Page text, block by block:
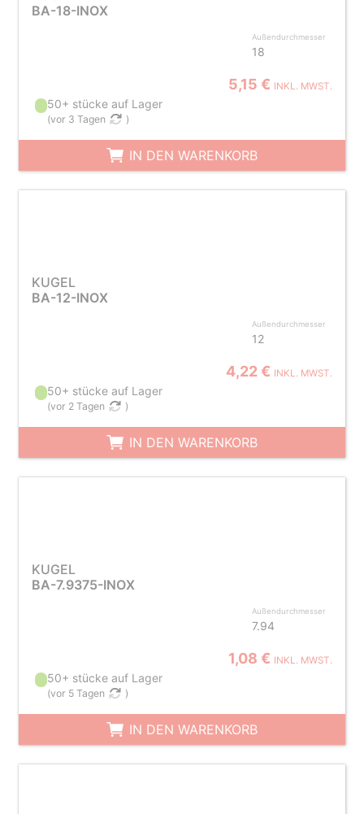
BA-18-INOX
Außendurchmesser
18
5,15 € INKL. MWST.
50+ stücke auf Lager
(vor 3 Tagen )
IN DEN WARENKORB
KUGEL
BA-12-INOX
Außendurchmesser
12
4,22 € INKL. MWST.
50+ stücke auf Lager
(vor 2 Tagen )
IN DEN WARENKORB
KUGEL
BA-7.9375-INOX
Außendurchmesser
7.94
1,08 € INKL. MWST.
50+ stücke auf Lager
(vor 5 Tagen )
IN DEN WARENKORB